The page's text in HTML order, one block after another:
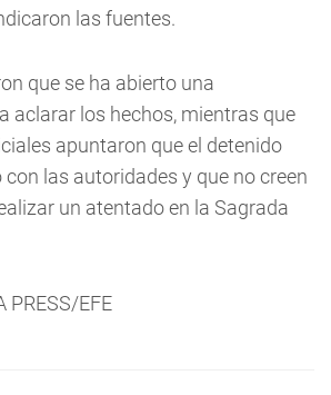
las fuentes.
que se ha abierto una
aclarar los hechos, mientras que
apuntaron que el detenido
las autoridades y que no creen
un atentado en la Sagrada
PRESS/EFE